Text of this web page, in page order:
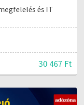
és IT
30 467 Ft